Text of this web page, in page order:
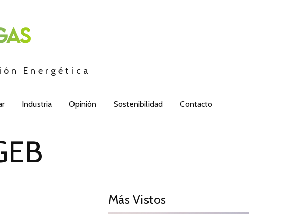
Energética
Industria Opinión Sostenibilidad Contacto
Más Vistos